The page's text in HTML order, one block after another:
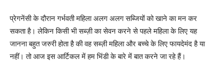
प्रेगनेंसी के दौरान गर्भवती महिला अलग अलग सब्जियों को खाने का मन कर
सकता है। लेकिन किसी भी सब्ज़ी का सेवन करने से पहले महिला के लिए यह
जानना बहुत जरुरी होता है की वह सब्ज़ी महिला और बच्चे के लिए फायदेमंद है या
नहीं। तो आज इस आर्टिकल में हम भिंडी के बारे में बात करने जा रहे हैं।